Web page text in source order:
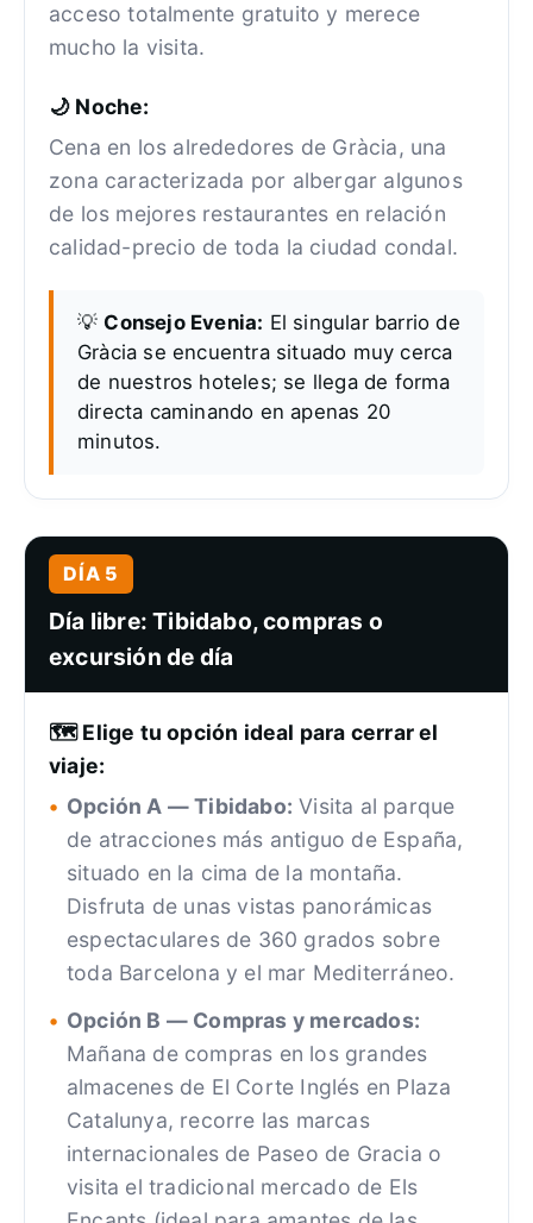
acceso totalmente gratuito y merece
mucho la visita.
🌙 Noche:
Cena en los alrededores de Gràcia, una
zona caracterizada por albergar algunos
de los mejores restaurantes en relación
calidad-precio de toda la ciudad condal.
💡 Consejo Evenia: El singular barrio de
Gràcia se encuentra situado muy cerca
de nuestros hoteles; se llega de forma
directa caminando en apenas 20
minutos.
DÍA 5
Día libre: Tibidabo, compras o
excursión de día
🗺️ Elige tu opción ideal para cerrar el
viaje:
Opción A — Tibidabo: Visita al parque
de atracciones más antiguo de España,
situado en la cima de la montaña.
Disfruta de unas vistas panorámicas
espectaculares de 360 grados sobre
toda Barcelona y el mar Mediterráneo.
Opción B — Compras y mercados:
Mañana de compras en los grandes
almacenes de El Corte Inglés en Plaza
Catalunya, recorre las marcas
internacionales de Paseo de Gracia o
visita el tradicional mercado de Els